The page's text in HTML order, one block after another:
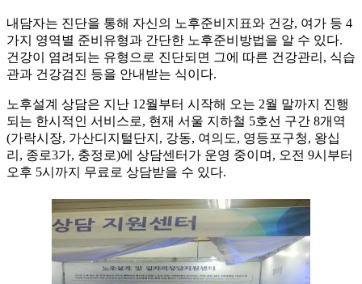
내담자는 진단을 통해 자신의 노후준비지표와 건강, 여가 등 4
가지 영역별 준비유형과 간단한 노후준비방법을 알 수 있다.
건강이 염려되는 유형으로 진단되면 그에 따른 건강관리, 식습
관과 건강검진 등을 안내받는 식이다.
노후설계 상담은 지난 12월부터 시작해 오는 2월 말까지 진행
되는 한시적인 서비스로, 현재 서울 지하철 5호선 구간 8개역
(가락시장, 가산디지털단지, 강동, 여의도, 영등포구청, 왕십
리, 종로3가, 충정로)에 상담센터가 운영 중이며, 오전 9시부터
오후 5시까지 무료로 상담받을 수 있다.